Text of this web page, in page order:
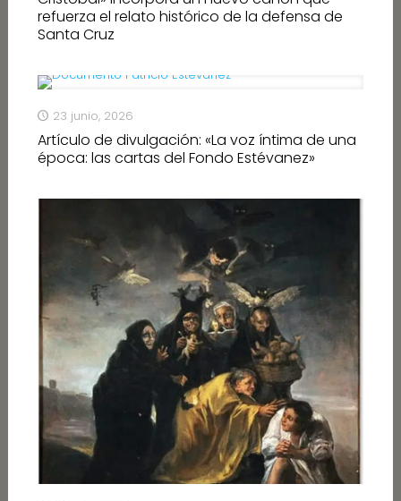
refuerza el relato histórico de la defensa de
Santa Cruz
23 junio, 2026
Artículo de divulgación: «La voz íntima de una
época: las cartas del Fondo Estévanez»